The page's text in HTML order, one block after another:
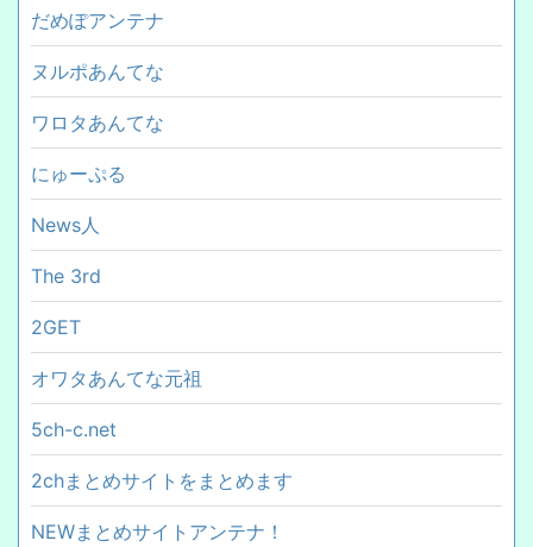
だめぽアンテナ
ヌルポあんてな
ワロタあんてな
にゅーぷる
News人
The 3rd
2GET
オワタあんてな元祖
5ch-c.net
2chまとめサイトをまとめます
NEWまとめサイトアンテナ！